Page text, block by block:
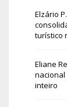
Elzário
turístico
Eliane
nacional
inteiro